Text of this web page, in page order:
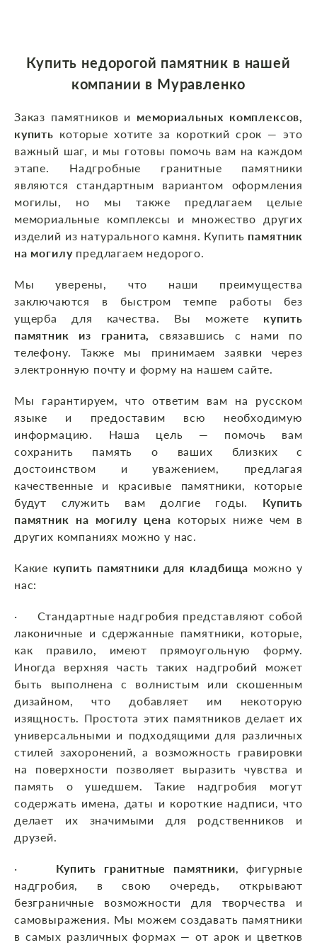
Купить недорогой памятник в нашей
компании в Муравленко
Заказ памятников и мемориальных комплексов,
купить которые хотите за короткий срок — это
важный шаг, и мы готовы помочь вам на каждом
этапе. Надгробные гранитные памятники
являются стандартным вариантом оформления
могилы, но мы также предлагаем целые
мемориальные комплексы и множество других
изделий из натурального камня. Купить памятник
на могилупредлагаем недорого.
Мы уверены, что наши преимущества
заключаются в быстром темпе работы без
ущерба для качества. Вы можете купить
памятник из гранита, связавшись с нами по
телефону. Также мы принимаем заявки через
электронную почту и форму на нашем сайте.
Мы гарантируем, что ответим вам на русском
языке и предоставим всю необходимую
информацию. Наша цель — помочь вам
сохранить память о ваших близких с
достоинством и уважением, предлагая
качественные и красивые памятники, которые
будут служить вам долгие годы. Купить
памятник на могилу цена которых ниже чем в
других компаниях можно у нас.
Какие купить памятники для кладбища можно у
нас:
· Стандартные надгробия представляют собой
лаконичные и сдержанные памятники, которые,
как правило, имеют прямоугольную форму.
Иногда верхняя часть таких надгробий может
быть выполнена с волнистым или скошенным
дизайном, что добавляет им некоторую
изящность. Простота этих памятников делает их
универсальными и подходящими для различных
стилей захоронений, а возможность гравировки
на поверхности позволяет выразить чувства и
память о ушедшем. Такие надгробия могут
содержать имена, даты и короткие надписи, что
делает их значимыми для родственников и
друзей.
· Купить гранитные памятники, фигурные
надгробия, в свою очередь, открывают
безграничные возможности для творчества и
самовыражения. Мы можем создавать памятники
в самых различных формах — от арок и цветков